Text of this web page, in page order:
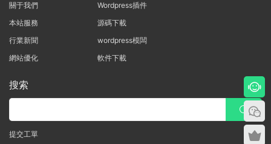
關于我們
本站服務
行業新聞
網站優化
Wordpress插件
源碼下載
wordpress模闆
軟件下載
搜索
提交工單